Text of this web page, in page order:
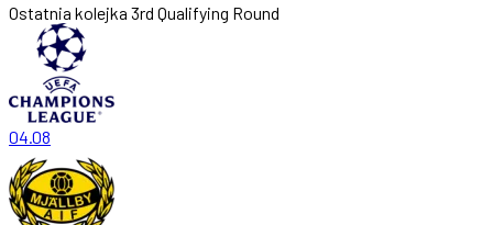
Ostatnia kolejka 3rd Qualifying Round
04.08